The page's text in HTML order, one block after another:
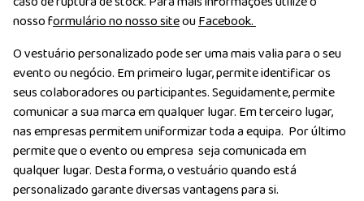
nosso formulário no nosso siteouFacebook.
O vestuário personalizado pode ser uma mais valia para o seu
evento ou negócio. Em primeiro lugar, permite identificar os
seus colaboradores ou participantes. Seguidamente, permite
comunicar a sua marca em qualquer lugar. Em terceiro lugar,
nas empresas permitem uniformizar toda a equipa. Por último
permite que o evento ou empresa seja comunicada em
qualquer lugar. Desta forma, o vestuário quando está
personalizado garante diversas vantagens para si.